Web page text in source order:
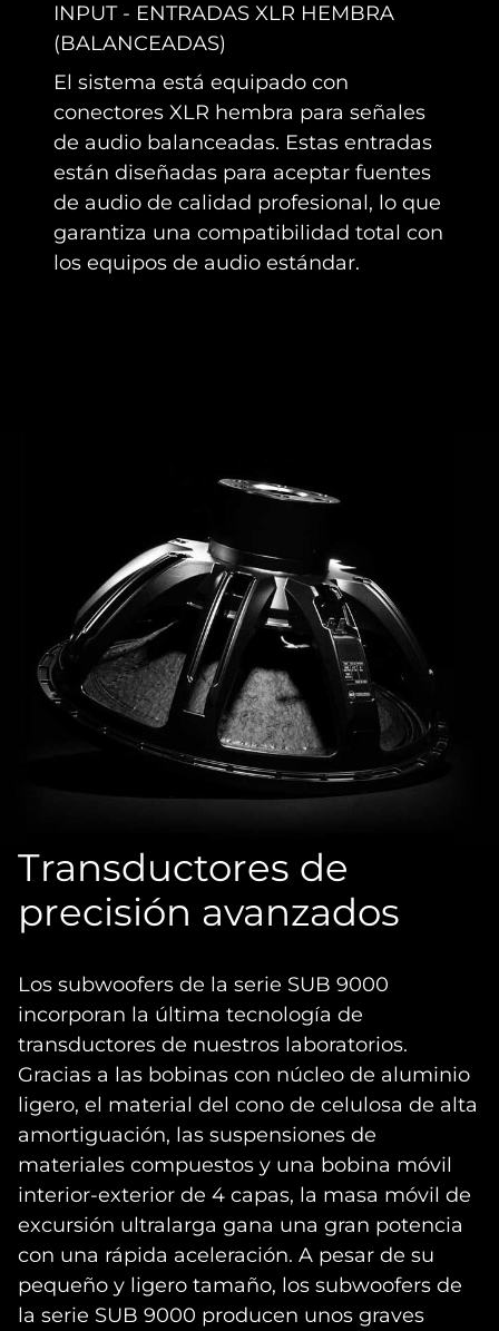
INPUT - ENTRADAS XLR HEMBRA
(BALANCEADAS)
El sistema está equipado con
conectores XLR hembra para señales
de audio balanceadas. Estas entradas
están diseñadas para aceptar fuentes
de audio de calidad profesional, lo que
garantiza una compatibilidad total con
los equipos de audio estándar.
Transductores de
precisión avanzados
Los subwoofers de la serie SUB 9000
incorporan la última tecnología de
transductores de nuestros laboratorios.
Gracias a las bobinas con núcleo de aluminio
ligero, el material del cono de celulosa de alta
amortiguación, las suspensiones de
materiales compuestos y una bobina móvil
interior-exterior de 4 capas, la masa móvil de
excursión ultralarga gana una gran potencia
con una rápida aceleración. A pesar de su
pequeño y ligero tamaño, los subwoofers de
la serie SUB 9000 producen unos graves